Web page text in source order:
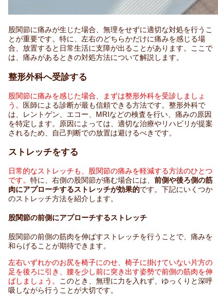
股関節に痛みが生じた場合、無理をせずに適切な対処を行うこ
とが重要です。特に、左右のどちらかだけに痛みを感じる場
合、放置すると日常生活に支障が出ることがあります。ここで
は、痛みがあるときの対処方法について解説します。
整形外科へ受診する
股関節に痛みを感じた場合、まずは整形外科を受診しましょ
う。 医師による診断が最も信頼できる方法です。整形外科で
は、レントゲン、エコー、MRIなどの検査を行い、痛みの原因
を特定します。原因によっては、適切な治療やリハビリが提案
されるため、自己判断での放置は避けるべきです。
ストレッチをする
日常的なストレッチも、股関節の痛みを軽減する方法のひとつ
です。 特に、右側の股関節が痛む場合には、 前側や後ろ側の筋
肉にアプローチするストレッチが効果的です。下記にいくつか
のストレッチ方法を紹介します。
股関節の前側にアプローチするストレッチ
股関節の前側の筋肉を伸ばすストレッチを行うことで、痛みを
和らげることが期待できます。
左右いずれかのお尻を椅子にのせ、椅子に掛けていない片方の
足を後ろに引き、腰を少し前に突き出す姿勢で前側の筋肉を伸
ばしましょう。
このとき、無理に力を入れず、ゆっくりと深呼
吸しながら行うことが大切です。